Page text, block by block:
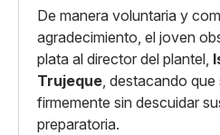
De manera voluntaria y
agradecimiento, el joven
plata al director del plantel,
Trujeque, destacando
firmemente sin descuidar
preparatoria.